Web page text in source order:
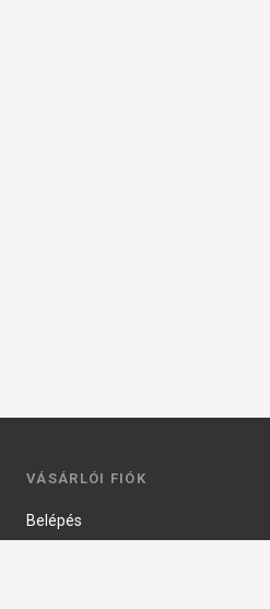
VÁSÁRLÓI FIÓK
Belépés